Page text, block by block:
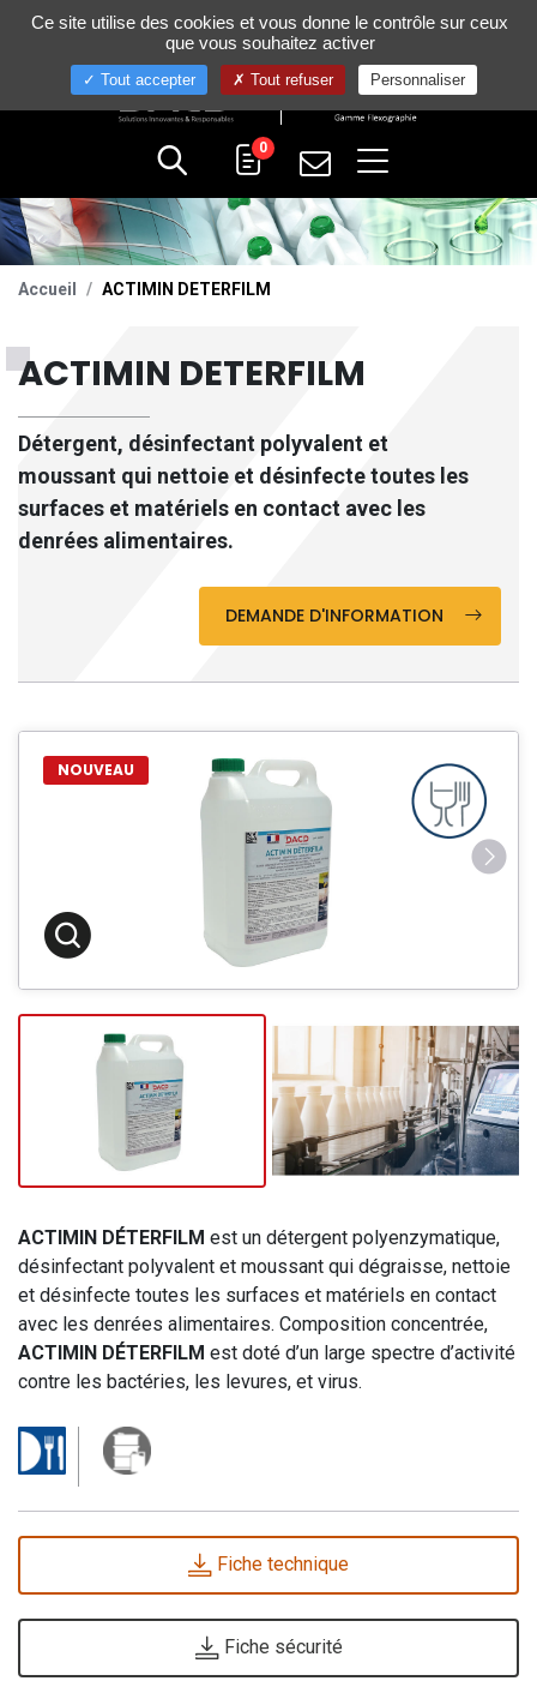
+33 (0)4 75 58 80 10
0
Accueil ACTIMIN DETERFILM
ACTIMIN DETERFILM
Détergent, désinfectant polyvalent et
moussant qui nettoie et désinfecte toutes les
surfaces et matériels en contact avec les
denrées alimentaires.
DEMANDE D'INFORMATION
NOUVEAU
ACTIMIN DÉTERFILM est un détergent polyenzymatique,
désinfectant polyvalent et moussant qui dégraisse, nettoie
et désinfecte toutes les surfaces et matériels en contact
avec les denrées alimentaires. Composition concentrée,
ACTIMIN DÉTERFILM est doté d’un large spectre d’activité
contre les bactéries, les levures, et virus.
Fiche technique
Fiche sécurité
Gestion de vos préférences sur les cookies
Ce site utilise des cookies et vous donne le contrôle sur ceux
que vous souhaitez activer
Tout accepter Tout refuser Personnaliser